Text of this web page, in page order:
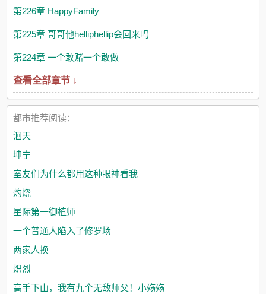
第226章 HappyFamily
第225章 哥哥他helliphellip会回来吗
第224章 一个敢赌一个敢做
查看全部章节 ↓
都市推荐阅读：
洄天
坤宁
室友们为什么都用这种眼神看我
灼烧
星际第一御植师
一个普通人陷入了修罗场
两家人换
炽烈
高手下山，我有九个无敌师父！小殇殇